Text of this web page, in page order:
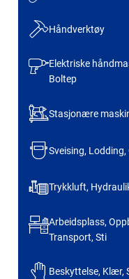
Håndverktøy
Elektriske
Boltep
Stasjonære
Sveising, Lodding,
Trykkluft,
Arbeidsplass,
Transport, Sti
Beskyttelse, Klær,